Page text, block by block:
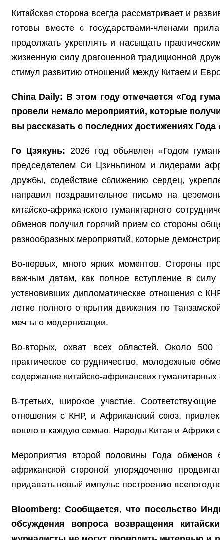
Китайская сторона всегда рассматривает и
готовы вместе с государствами-членами
продолжать укреплять и насыщать
жизненную силу драгоценной традиционной
стимул развитию отношений между Китаем и
China Daily: В этом году отмечается «Год
провели немало мероприятий, которые
вы рассказать о последних достижениях
Го Цзякунь: 2026 год объявлен «Годом
председателем Си Цзиньпином и лидерами
дружбы, содействие сближению сердец,
направил поздравительное письмо на
китайско-африканского гуманитарного
обменов получил горячий прием со стороны
разнообразных мероприятий, которые
Во-первых, много ярких моментов. Стороны
важным датам, как полное вступление в
установивших дипломатические отношения с
летие полного открытия движения по
мечты о модернизации.
Во-вторых, охват всех областей. Около 500
практическое сотрудничество, молодежные
содержание китайско-африканских
В-третьих, широкое участие.
отношения с КНР, и Африканский союз,
вошло в каждую семью. Народы Китая и Африки
Мероприятия второй половины Года
африканской стороной упорядоченно
придавать новый импульс построению
Bloomberg: Сообщается, что посольство
обсуждения вопроса возвращения